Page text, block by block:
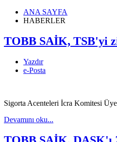
ANA SAYFA
HABERLER
TOBB SAİK, TSB'yi
Yazdır
e-Posta
Sigorta Acenteleri İcra Komitesi
Devamını oku...